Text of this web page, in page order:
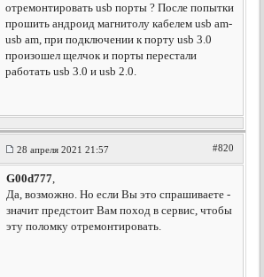
отремонтировать usb порты ? После попытки
прошить андроид магнитолу кабелем usb am-
usb am, при подключении к порту usb 3.0
произошел щелчок и порты перестали
работать usb 3.0 и usb 2.0.
28 апреля 2021 21:57 #820
G00d777,
Да, возможно. Но если Вы это спрашиваете -
значит предстоит Вам поход в сервис, чтобы
эту поломку отремонтировать.